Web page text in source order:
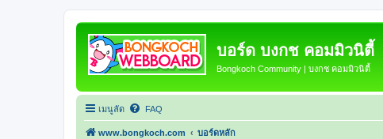
บอร์ด บงกช คอมมิวนิตี้
Bongkoch Community | บงกช คอมมิวนิตี้
เมนูลัด FAQ
www.bongkoch.com บอร์ดหลัก